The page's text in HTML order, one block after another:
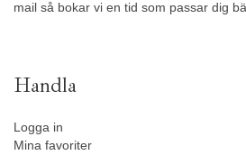
mail så bokar vi en tid som passar dig
Handla
Logga in
Mina favoriter